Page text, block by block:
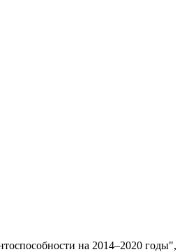
на 2014–2020 годы",